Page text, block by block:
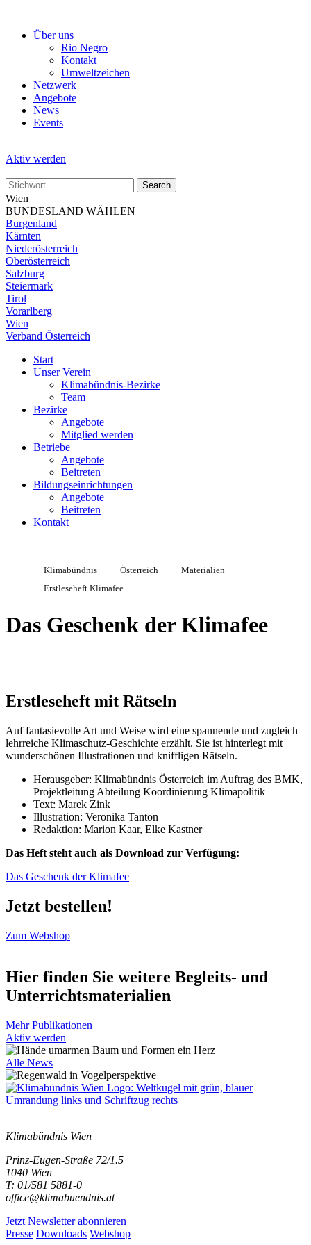
Über uns
Rio Negro
Kontakt
Umweltzeichen
Netzwerk
Angebote
News
Events
Aktiv werden
Wien
BUNDESLAND WÄHLEN
Burgenland
Kärnten
Niederösterreich
Oberösterreich
Salzburg
Steiermark
Tirol
Vorarlberg
Wien
Verband Österreich
Start
Unser Verein
Klimabündnis-Bezirke
Team
Bezirke
Angebote
Mitglied werden
Betriebe
Angebote
Beitreten
Bildungseinrichtungen
Angebote
Beitreten
Kontakt
Klimabündnis Österreich
Materialien
Erstleseheft Klimafee
Das Geschenk der Klimafee
Erstleseheft mit Rätseln
Auf fantasievolle Art und Weise wird eine spannende und zugleich
lehrreiche Klimaschutz-Geschichte erzählt. Sie ist hinterlegt mit
wunderschönen Illustrationen und kniffligen Rätseln.
Herausgeber: Klimabündnis Österreich im Auftrag des BMK,
Projektleitung Abteilung Koordinierung Klimapolitik
Text: Marek Zink
Illustration: Veronika Tanton
Redaktion: Marion Kaar, Elke Kastner
Das Heft steht auch als Download zur Verfügung:
Das Geschenk der Klimafee
Jetzt bestellen!
Zum Webshop
Hier finden Sie weitere Begleits- und
Unterrichtsmaterialien
Mehr Publikationen
Aktiv werden
Alle News
Klimabündnis Wien
Prinz-Eugen-Straße 72/1.5
1040 Wien
T: 01/581 5881-0
office@klimabuendnis.at
Jetzt Newsletter abonnieren
Presse Downloads Webshop